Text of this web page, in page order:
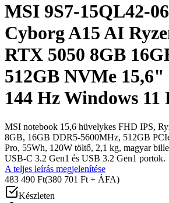
MSI 9S7-15QL42-
Cyborg A15 AI
RTX 5050 8GB
512GB NVMe
144 Hz Windows 11
MSI notebook 15,6 hüvelykes FHD IPS,
8GB, 16GB DDR5-5600MHz, 512GB
Pro, 55Wh, 120W töltő, 2,1 kg, magyar
USB-C 3.2 Gen1 és USB 3.2 Gen1 portok.
A teljes leírás megjelenítése
483 490 Ft(380 701 Ft + ÁFA)
Készleten